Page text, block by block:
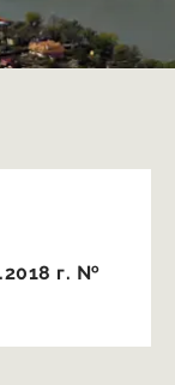
г. №